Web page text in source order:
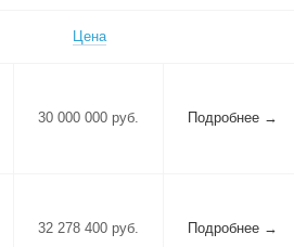
Цена
30 000 000 руб. Подробнее →
32 278 400 руб. Подробнее →